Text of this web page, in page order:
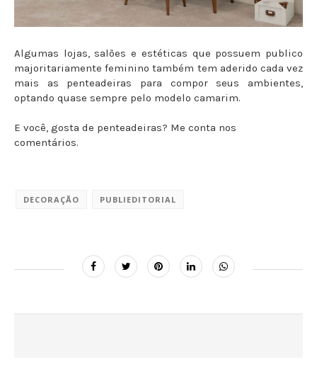
Algumas lojas, salões e estéticas que possuem publico
majoritariamente feminino também tem aderido cada vez
mais as penteadeiras para compor seus ambientes,
optando quase sempre pelo modelo camarim.
E você, gosta de penteadeiras? Me conta nos
comentários.
DECORAÇÃO PUBLIEDITORIAL